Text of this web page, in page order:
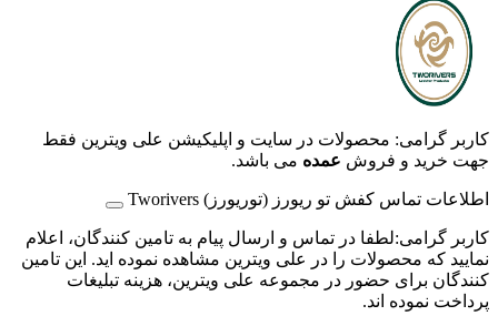
کاربر گرامی: محصولات در سایت و اپلیکیشن علی ویترین فقط
جهت خرید و فروش عمده می باشد.
اطلاعات تماس کفش تو ریورز (توریورز) Tworivers
کاربر گرامی:لطفا در تماس و ارسال پیام به تامین کنندگان، اعلام
نمایید که محصولات را در علی ویترین مشاهده نموده اید. این تامین
کنندگان برای حضور در مجموعه علی ویترین، هزینه تبلیغات
پرداخت نموده اند.